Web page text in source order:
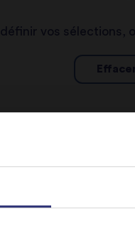
vos sélections,